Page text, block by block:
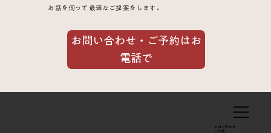
お問い合わせ・ご予約はお
電話で
お話を伺って最適なご提案をします。
お問い合わせ
​ご予約